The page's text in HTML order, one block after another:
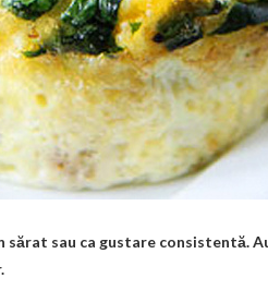
sau ca gustare consistentă.